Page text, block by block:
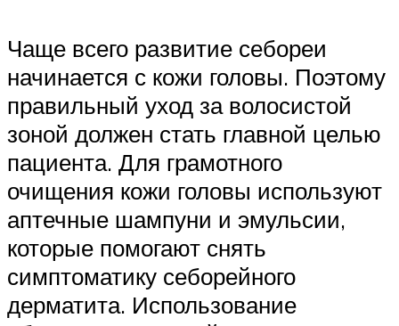
Чаще всего развитие себореи
начинается с кожи головы. Поэтому
правильный уход за волосистой
зоной должен стать главной целью
пациента. Для грамотного
очищения кожи головы используют
аптечные шампуни и эмульсии,
которые помогают снять
симптоматику себорейного
дерматита. Использование